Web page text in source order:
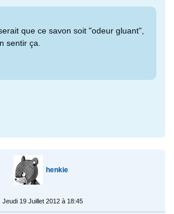
que ce savon soit "odeur gluant",
sentir ça.
henkie
Jeudi 19 Juillet 2012 à 18:45